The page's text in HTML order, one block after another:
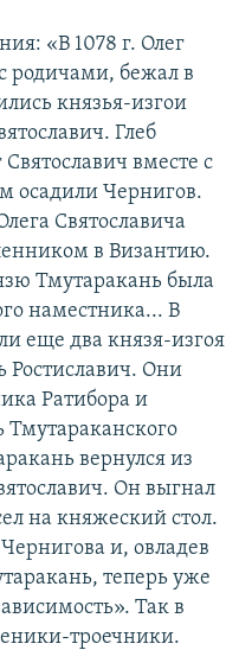
«В 1078 г. Олег
родичами, бежал в
князья-изгои
Глеб
вместе с
осадили Чернигов.
Святославича
в Византию.
Тмутаракань была
наместника... В
еще два князя-изгоя
Ростиславич. Они
Ратибора и
Тмутараканского
вернулся из
Он выгнал
на княжеский стол.
и, овладев
теперь уже
Так в
троечники.